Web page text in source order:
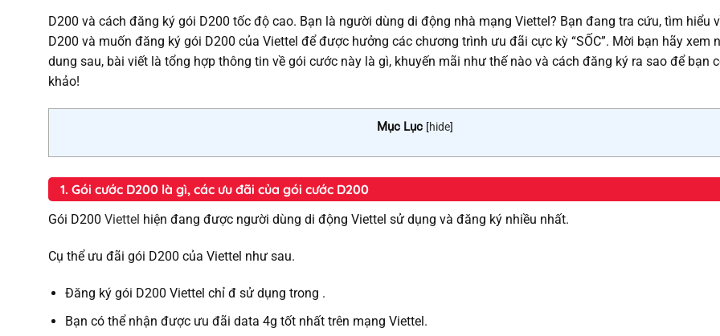
D200 và cách đăng ký gói D200 tốc độ cao. Bạn là người dùng di động nhà mạng Viettel? Bạn đang tra cứu, tìm hiểu
D200 và muốn đăng ký gói D200 của Viettel để được hưởng các chương trình ưu đãi cực kỳ “SỐC”. Mời bạn hãy xem
dung sau, bài viết là tổng hợp thông tin về gói cước này là gì, khuyến mãi như thế nào và cách đăng ký ra sao để bạn
khảo!
Mục Lục [hide]
1. Gói cước D200 là gì, các ưu đãi của gói cước D200
Gói D200Viettel hiện đang được người dùng di động Viettel sử dụng và đăng ký nhiều nhất.
Cụ thể ưu đãi gói D200 của Viettel như sau.
Đăng ký gói D200 Viettel chỉ đ sử dụng trong .
Bạn có thể nhận được ưu đãi data 4g tốt nhất trên mạng Viettel.